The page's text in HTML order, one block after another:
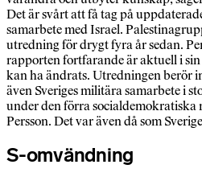
Det är svårt att få tag på
samarbete med Israel.
utredning för drygt fyra år sedan.
rapporten fortfarande är aktuell i
kan ha ändrats. Utredningen berör
även Sveriges militära samarbete i
under den förra socialdemokratiska
Persson. Det var även då som
S-omvändning